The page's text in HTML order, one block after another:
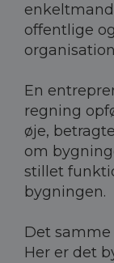
offentlige
En
regning
øje,
om
stillet
bygningen.
Det
Her er det